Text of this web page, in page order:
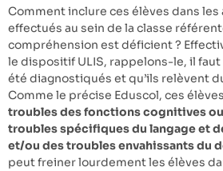
Comment inclure ces élèves dans
effectués au sein de la classe
compréhension est déficient ?
le dispositif ULIS, rappelons-le, il
été diagnostiqués et qu’ils relèvent
Comme le précise Eduscol, ces
troubles des fonctions cognitives
troubles spécifiques du langage et
et/ou des troubles envahissants du
peut freiner lourdement les élèves